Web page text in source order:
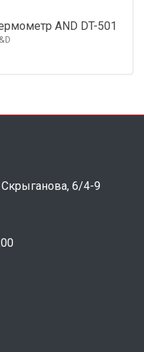
AND DT-501
Скрыганова, 6/4-9